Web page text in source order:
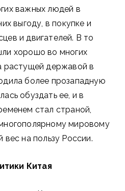
важных людей в
выгоду, в покупке и
и двигателей. В то
хорошо во многих
растущей державой в
более прозападную
обуздать ее, и в
стал страной,
мировому
вес на пользу России.
Китая